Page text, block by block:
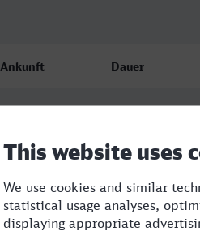
Ankunft Dauer
15.08.26
Unna